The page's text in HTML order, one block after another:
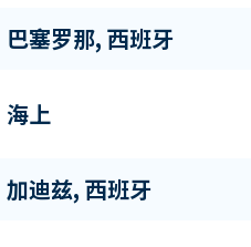
巴塞罗那, 西班牙
海上
加迪兹, 西班牙